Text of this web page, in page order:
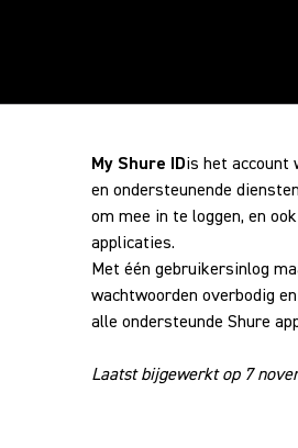
My Shure IDis het account
en ondersteunende
om mee in te loggen, en
applicaties.
Met één gebruikersinlog
wachtwoorden overbodig
alle ondersteunde Shure
Laatst bijgewerkt op 7